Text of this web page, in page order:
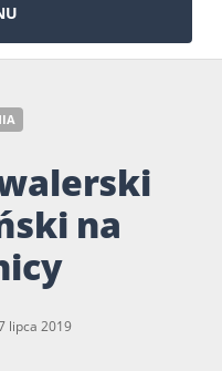
na
lipca 2019